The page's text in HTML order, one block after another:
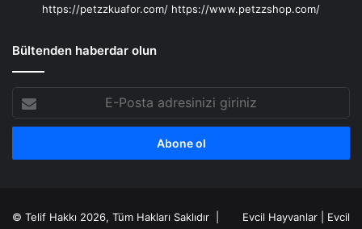
https://petzzkuafor.com/ https://www.petzzshop.com/
Bültenden haberdar olun
E-
Posta
adresinizi
© Telif Hakkı 2026, Tüm Hakları Saklıdır | Evcil Hayvanlar
Evcil